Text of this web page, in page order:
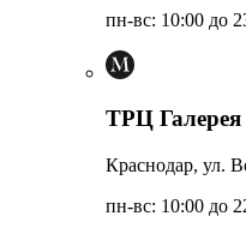
пн-вс: 10:00 до
ТРЦ Галерея
Краснодар, ул.
пн-вс: 10:00 до